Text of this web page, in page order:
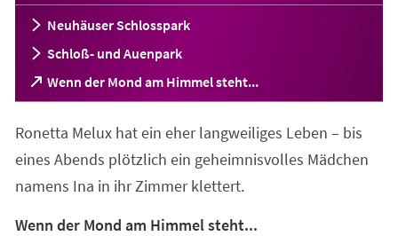
Neuhäuser Schlosspark
Schloß- und Auenpark
Wenn der Mond am Himmel steht...
(Öffnet
in
neuen
Ronetta Melux hat ein eher langweiliges Leben – bis
eines Abends plötzlich ein geheimnisvolles Mädchen
namens Ina in ihr Zimmer klettert.
Wenn der Mond am Himmel steht...